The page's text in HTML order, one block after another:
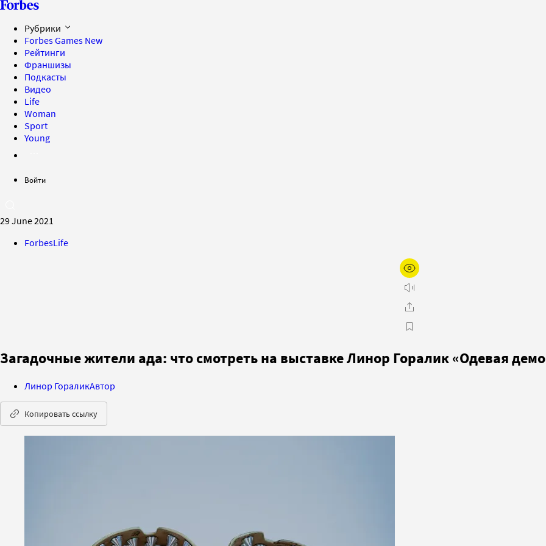
Рубрики
Forbes Games New
Рейтинги
Франшизы
Подкасты
Видео
Life
Woman
Sport
Young
Войти
29 June 2021
ForbesLife
Загадочные жители ада: что смотреть на выставке Линор Горалик «Одевая
Линор ГораликАвтор
Копировать ссылку